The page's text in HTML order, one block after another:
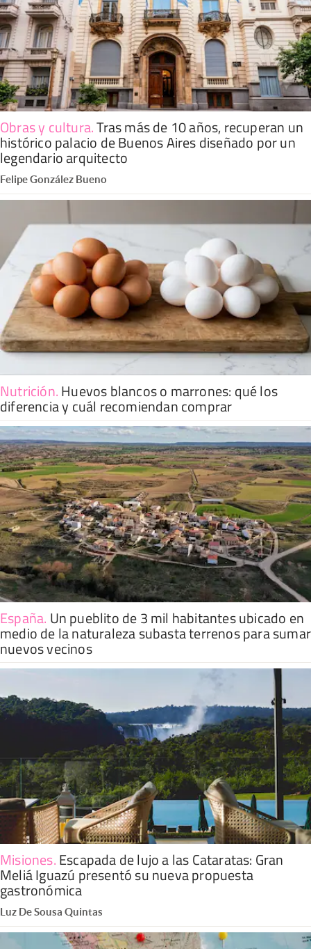
Obras y cultura.Tras más de 10 años, recuperan un
histórico palacio de Buenos Aires diseñado por un
legendario arquitecto
Felipe González Bueno
Nutrición.Huevos blancos o marrones: qué los
diferencia y cuál recomiendan comprar
España. Un pueblito de 3 mil habitantes ubicado en
medio de la naturaleza subasta terrenos para sumar
nuevos vecinos
Misiones.Escapada de lujo a las Cataratas: Gran
Meliá Iguazú presentó su nueva propuesta
gastronómica
Luz De Sousa Quintas